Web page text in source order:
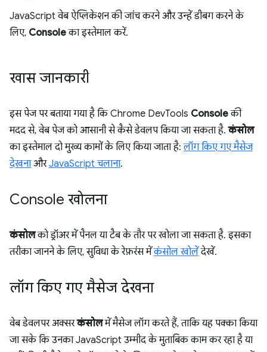
JavaScript वेब ऐप्लिकेशन की जांच करने और उन्हें डीबग करने के
लिए, Consoleका इस्तेमाल करें.
खास जानकारी
इस पेज पर बताया गया है कि Chrome DevTools Consoleकी
मदद से, वेब पेज को आसानी से कैसे डेवलप किया जा सकता है.कंसोल
का इस्तेमाल दो मुख्य कामों के लिए किया जाता है:लॉग किए गए मैसेज
देखनाऔरJavaScript चलाना.
Console खोलना
कंसोलको ड्रॉअर में पैनल या टैब के तौर पर खोला जा सकता है. इसका
तरीका जानने के लिए, सुविधा के रेफ़रंस मेंकंसोल खोलेंदेखें.
लॉग किए गए मैसेज देखना
वेब डेवलपर अक्सरकंसोलमें मैसेज लॉग करते हैं, ताकि यह पक्का किया
जा सके कि उनका JavaScript उम्मीद के मुताबिक काम कर रहा है या